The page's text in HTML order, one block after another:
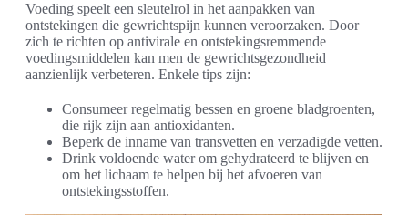
Voeding speelt een sleutelrol in het aanpakken van
ontstekingen die gewrichtspijn kunnen veroorzaken. Door
zich te richten op antivirale en ontstekingsremmende
voedingsmiddelen kan men de gewrichtsgezondheid
aanzienlijk verbeteren. Enkele tips zijn:
Consumeer regelmatig bessen en groene bladgroenten,
die rijk zijn aan antioxidanten.
Beperk de inname van transvetten en verzadigde vetten.
Drink voldoende water om gehydrateerd te blijven en
om het lichaam te helpen bij het afvoeren van
ontstekingsstoffen.